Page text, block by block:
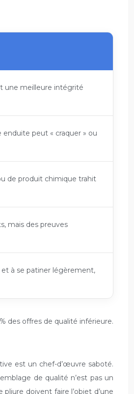
une meilleure intégrité
enduite peut « craquer » ou
de produit chimique trahit
mais des preuves
à se patiner légèrement,
des offres de qualité inférieure.
est un chef-d’œuvre saboté.
de qualité n’est pas un
doivent faire l’objet d’une